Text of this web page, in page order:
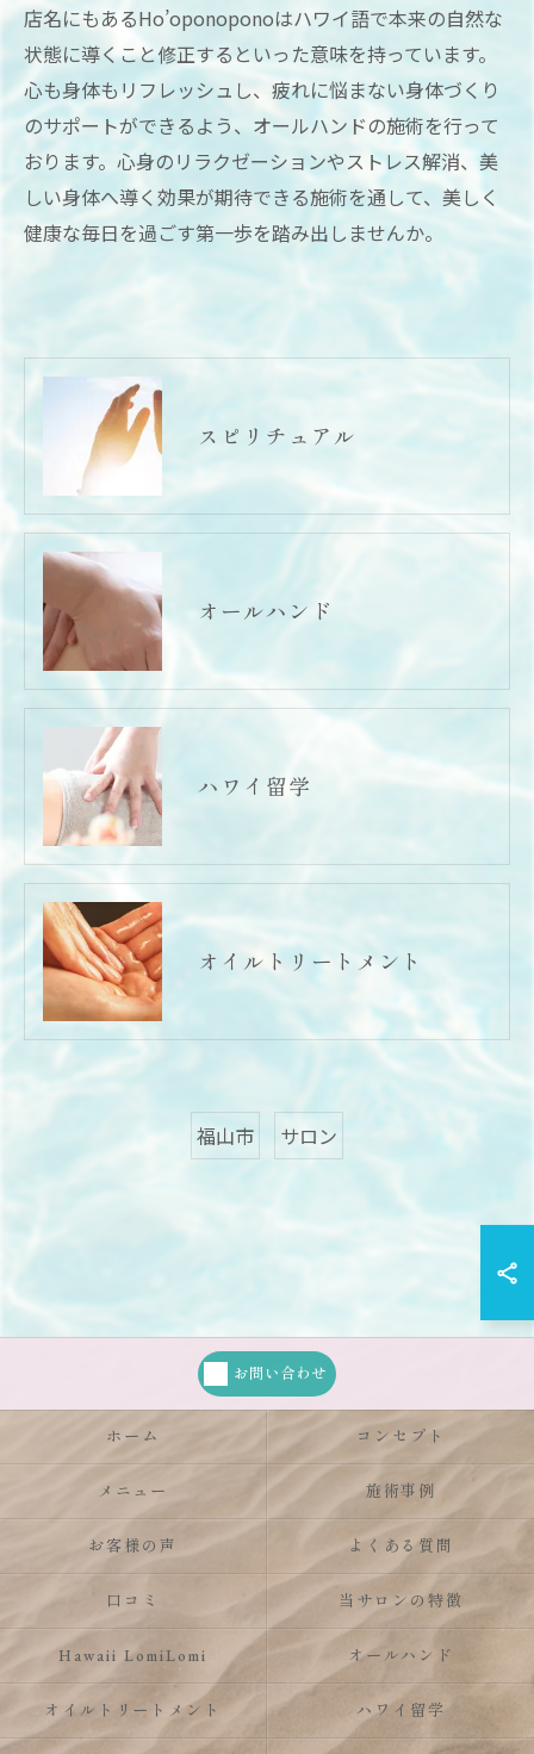
店名にもあるHo’oponoponoはハワイ語で本来の自然な
状態に導くこと修正するといった意味を持っています。
心も身体もリフレッシュし、疲れに悩まない身体づくり
のサポートができるよう、オールハンドの施術を行って
おります。心身のリラクゼーションやストレス解消、美
しい身体へ導く効果が期待できる施術を通して、美しく
健康な毎日を過ごす第一歩を踏み出しませんか。
スピリチュアル
オールハンド
ハワイ留学
オイルトリートメント
福山市 サロン
お問い合わせ
ホーム コンセプト
メニュー 施術事例
お客様の声 よくある質問
口コミ 当サロンの特徴
Hawaii LomiLomi オールハンド
オイルトリートメント ハワイ留学